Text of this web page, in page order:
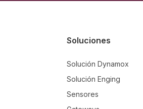
Soluciones
Solución Dynamox
Solución Enging
Sensores